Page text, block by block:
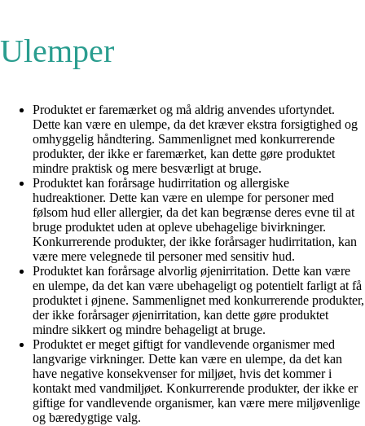
Ulemper
Produktet er faremærket og må aldrig anvendes ufortyndet.
Dette kan være en ulempe, da det kræver ekstra forsigtighed og
omhyggelig håndtering. Sammenlignet med konkurrerende
produkter, der ikke er faremærket, kan dette gøre produktet
mindre praktisk og mere besværligt at bruge.
Produktet kan forårsage hudirritation og allergiske
hudreaktioner. Dette kan være en ulempe for personer med
følsom hud eller allergier, da det kan begrænse deres evne til at
bruge produktet uden at opleve ubehagelige bivirkninger.
Konkurrerende produkter, der ikke forårsager hudirritation, kan
være mere velegnede til personer med sensitiv hud.
Produktet kan forårsage alvorlig øjenirritation. Dette kan være
en ulempe, da det kan være ubehageligt og potentielt farligt at få
produktet i øjnene. Sammenlignet med konkurrerende produkter,
der ikke forårsager øjenirritation, kan dette gøre produktet
mindre sikkert og mindre behageligt at bruge.
Produktet er meget giftigt for vandlevende organismer med
langvarige virkninger. Dette kan være en ulempe, da det kan
have negative konsekvenser for miljøet, hvis det kommer i
kontakt med vandmiljøet. Konkurrerende produkter, der ikke er
giftige for vandlevende organismer, kan være mere miljøvenlige
og bæredygtige valg.